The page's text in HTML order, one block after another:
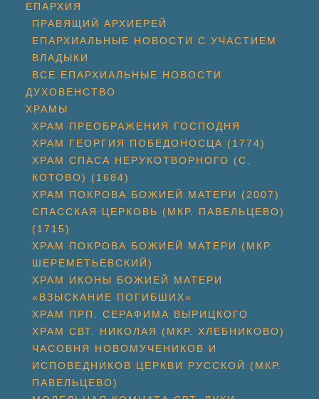
ЕПАРХИЯ
ПРАВЯЩИЙ АРХИЕРЕЙ
ЕПАРХИАЛЬНЫЕ НОВОСТИ С УЧАСТИЕМ
ВЛАДЫКИ
ВСЕ ЕПАРХИАЛЬНЫЕ НОВОСТИ
ДУХОВЕНСТВО
ХРАМЫ
ХРАМ ПРЕОБРАЖЕНИЯ ГОСПОДНЯ
ХРАМ ГЕОРГИЯ ПОБЕДОНОСЦА (1774)
ХРАМ СПАСА НЕРУКОТВОРНОГО (С.
КОТОВО) (1684)
ХРАМ ПОКРОВА БОЖИЕЙ МАТЕРИ (2007)
СПАССКАЯ ЦЕРКОВЬ (МКР. ПАВЕЛЬЦЕВО)
(1715)
ХРАМ ПОКРОВА БОЖИЕЙ МАТЕРИ (МКР.
ШЕРЕМЕТЬЕВСКИЙ)
ХРАМ ИКОНЫ БОЖИЕЙ МАТЕРИ
«ВЗЫСКАНИЕ ПОГИБШИХ»
ХРАМ ПРП. СЕРАФИМА ВЫРИЦКОГО
ХРАМ СВТ. НИКОЛАЯ (МКР. ХЛЕБНИКОВО)
ЧАСОВНЯ НОВОМУЧЕНИКОВ И
ИСПОВЕДНИКОВ ЦЕРКВИ РУССКОЙ (МКР.
ПАВЕЛЬЦЕВО)